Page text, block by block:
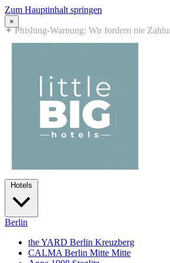
Zum Hauptinhalt springen
✦Summer in the City: 10% Rabatt auf alle
×
Berlin
the YARD Berlin Kreuzberg
CALMA Berlin Mitte Mitte